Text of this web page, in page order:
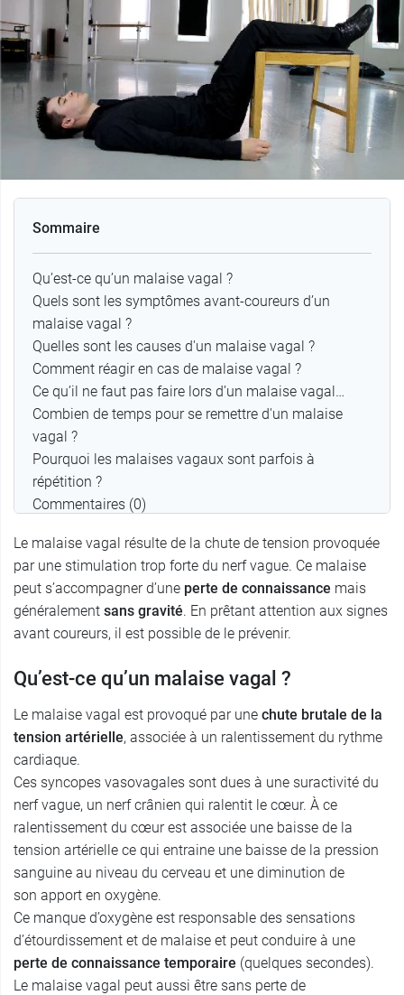
Sommaire
Qu’est-ce qu’un malaise vagal ?
Quels sont les symptômes avant-coureurs d’un
malaise vagal ?
Quelles sont les causes d'un malaise vagal ?
Comment réagir en cas de malaise vagal ?
Ce qu’il ne faut pas faire lors d’un malaise vagal…
Combien de temps pour se remettre d'un malaise
vagal ?
Pourquoi les malaises vagaux sont parfois à
répétition ?
Commentaires (0)
Le malaise vagal résulte de la chute de tension provoquée
par une stimulation trop forte du nerf vague. Ce malaise
peut s’accompagner d’une perte de connaissance mais
généralement sans gravité. En prêtant attention aux signes
avant coureurs, il est possible de le prévenir.
Qu’est-ce qu’un malaise vagal ?
Le malaise vagal est provoqué par une chute brutale de la
tension artérielle, associée à un ralentissement du rythme
cardiaque.
Ces syncopes vasovagales sont dues à une suractivité du
nerf vague, un nerf crânien qui ralentit le cœur. À ce
ralentissement du cœur est associée une baisse de la
tension artérielle ce qui entraine une baisse de la pression
sanguine au niveau du cerveau et une diminution de
son apport en oxygène.
Ce manque d’oxygène est responsable des sensations
d’étourdissement et de malaise et peut conduire à une
perte de connaissance temporaire (quelques secondes).
Le malaise vagal peut aussi être sans perte de